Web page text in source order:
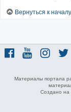
Вернуться к началу
Материалы портала
Создано на